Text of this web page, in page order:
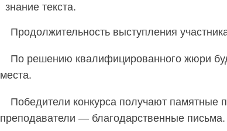
знание текста.
Продолжительность выступления
По решению квалифицированного жюри
места.
Победители конкурса получают памятные
преподаватели — благодарственные письма.